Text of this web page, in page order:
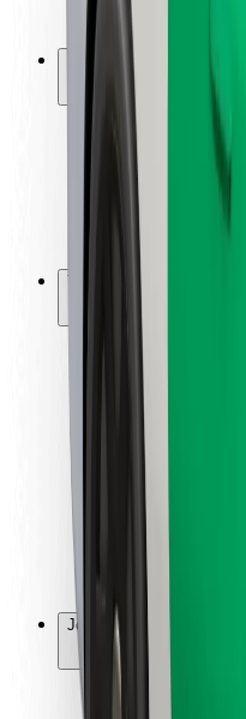
Turvallisuus Lab
Kaupungit
Sijainnit
Kaupunkiratkaisut
Lentokentät
Boltin lataustelineet
Tuki
Matkustajille
Kuljettajille
Ruokaläheteille
Fleet Ownereille
Ravintoloille
Bolt for Business
Jotain muuta